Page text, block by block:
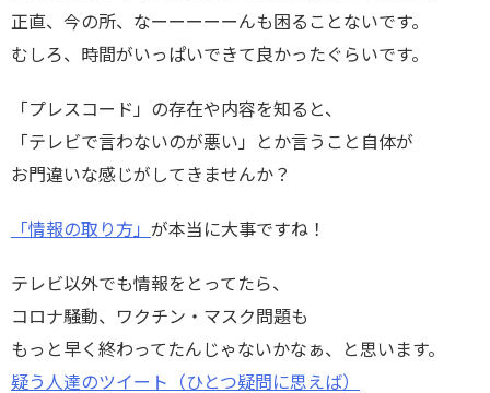
正直、今の所、なーーーーーんも困ることないです。
むしろ、時間がいっぱいできて良かったぐらいです。
「プレスコード」の存在や内容を知ると、
「テレビで言わないのが悪い」とか言うこと自体が
お門違いな感じがしてきませんか？
「情報の取り方」 が本当に大事ですね！
テレビ以外でも情報をとってたら、
コロナ騒動、ワクチン・マスク問題も
もっと早く終わってたんじゃないかなぁ、と思います。
疑う人達のツイート（ひとつ疑問に思えば）